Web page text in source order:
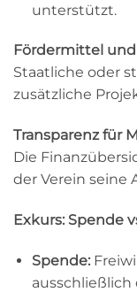
unterstützt.
Fördermittel
Staatliche oder
zusätzliche
Transparenz für
Die
der Verein seine
Exkurs: Spende
Spende:
ausschließlich